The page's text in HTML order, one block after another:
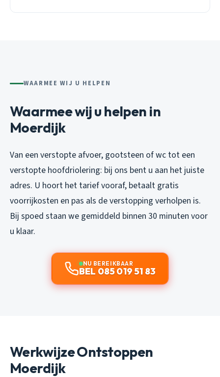
WAARMEE WIJ U HELPEN
Waarmee wij u helpen in
Moerdijk
Van een verstopte afvoer, gootsteen of wc tot een
verstopte hoofdriolering: bij ons bent u aan het juiste
adres. U hoort het tarief vooraf, betaalt gratis
voorrijkosten en pas als de verstopping verholpen is.
Bij spoed staan we gemiddeld binnen 30 minuten voor
u klaar.
NU BEREIKBAAR
BEL 085 019 51 83
Werkwijze Ontstoppen
Moerdijk